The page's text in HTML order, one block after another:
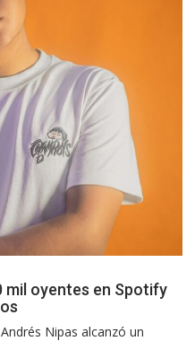
mil oyentes en Spotify
Nipas alcanzó un